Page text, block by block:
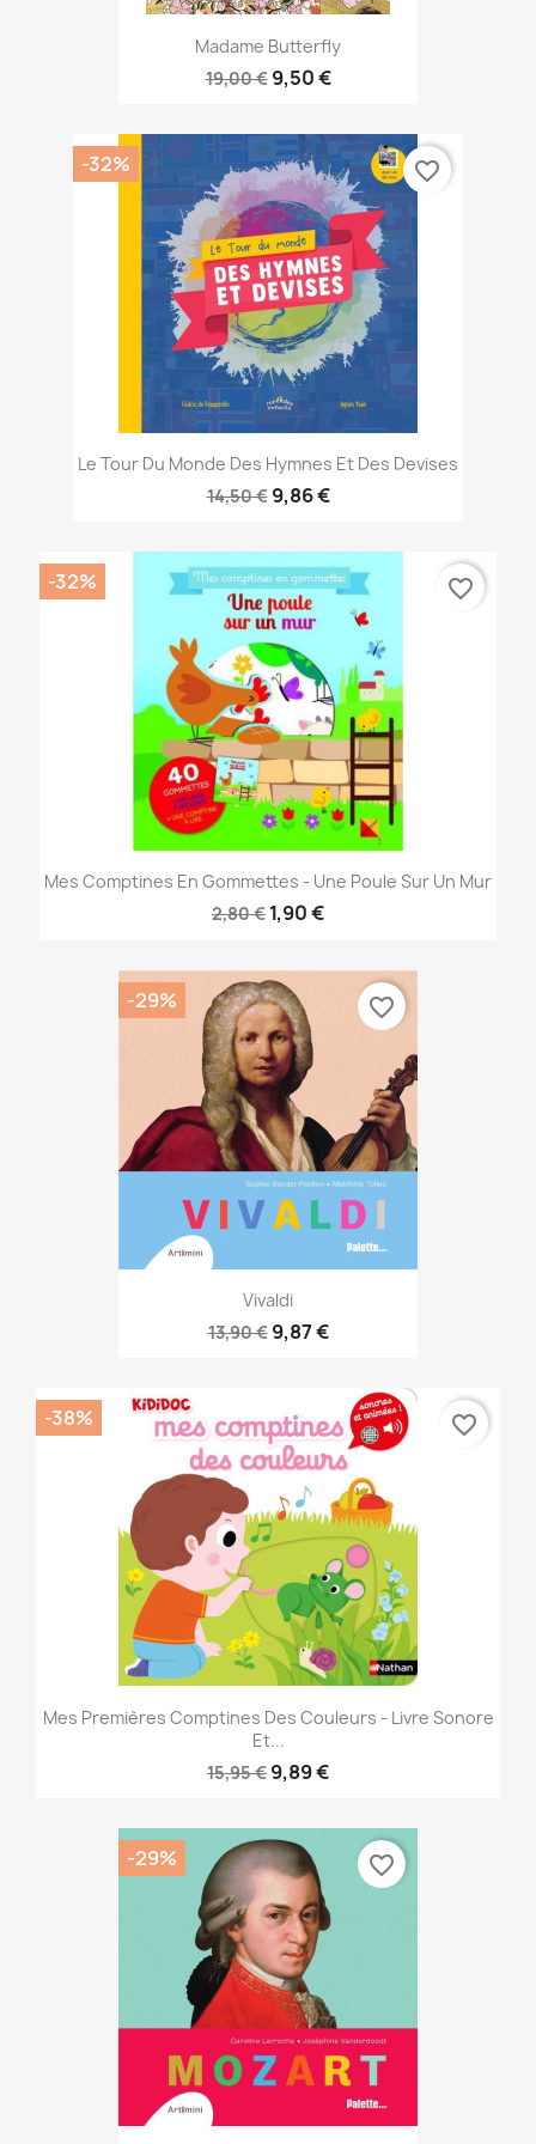
Madame Butterfly
19,00 € 9,50 €
Le Tour Du Monde Des Hymnes Et Des Devises
14,50 € 9,86 €
-32% favorite_border
Mes Comptines En Gommettes - Une Poule Sur Un Mur
2,80 € 1,90 €
-32% favorite_border
Vivaldi
13,90 € 9,87 €
-29% favorite_border
Mes Premières Comptines Des Couleurs - Livre Sonore
Et...
15,95 € 9,89 €
-38% favorite_border
-29% favorite_border